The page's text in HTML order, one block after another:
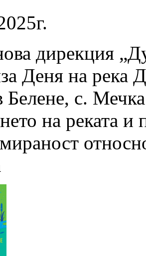
дирекция
Деня на река
Белене, с.
на реката